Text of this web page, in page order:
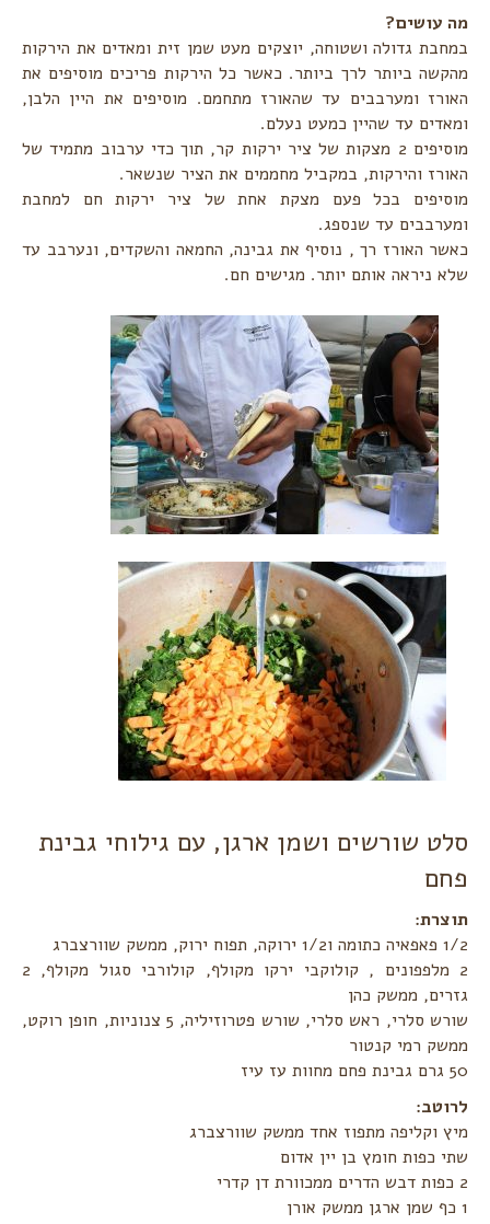
מה עושים?‏
במחבת גדולה ושטוחה, יוצקים מעט שמן זית ומאדים את הירקות
מהקשה ביותר לרך ביותר. כאשר כל הירקות ‏פריכים מוסיפים את
האורז ומערבבים עד שהאורז מתחמם. מוסיפים את היין הלבן,
ומאדים עד שהיין כמעט נעלם.‏
מוסיפים 2 מצקות של ציר ירקות קר, תוך כדי ערבוב מתמיד של
האורז והירקות, במקביל מחממים את הציר שנשאר. ‏
מוסיפים בכל פעם מצקת אחת של ציר ירקות חם למחבת
ומערבבים עד שנספג. ‏
כאשר האורז רך , נוסיף את גבינה, החמאה והשקדים, ונערבב עד
שלא ניראה אותם יותר. מגישים חם.‏
סלט שורשים ושמן ארגן, עם גילוחי גבינת
פחם ‏
תוצרת:‏
‏2 מלפפונים , קולוקבי ירקו מקולף, קולורבי סגול מקולף, 2
גזרים, ממשק כהן
שורש סלרי, ראש סלרי, שורש פטרוזיליה, 5 צנוניות, חופן רוקט,
ממשק רמי קנטור
לרוטב:‏
מיץ וקליפה מתפוז אחד ממשק שוורצברג
שתי כפות חומץ בן יין אדום